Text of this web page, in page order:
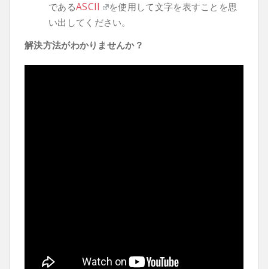
であるASCII
を使用して文字を表すことを思
い出してください。
解決方法がわかりませんか？